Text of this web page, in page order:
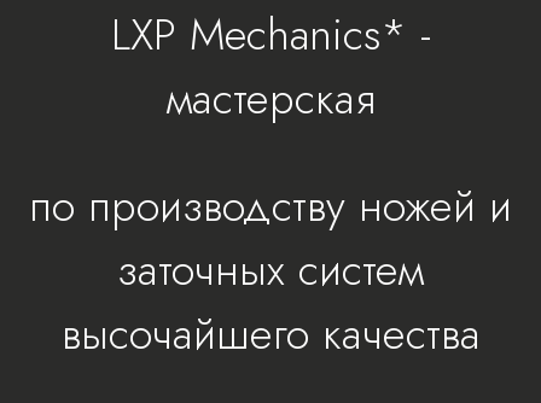
LXP Mechanics* -
мастерская
по производству ножей и
заточных систем
высочайшего качества